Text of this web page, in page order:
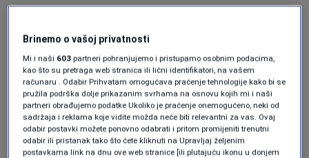
nastavku susreta.
Gattusu su presudili Zmajevi, Italija
sada pronašla novog selektora:
Vratio se trofejni stručnjak!
NOGOMET|13. jun.
Katar šokirao Švicarsku na startu
Mundijala, tek će se sada zakuhati u
grupi Zmajeva
NOGOMET|13. jun.
Brinemo o vašoj privatnosti
Mi i naši 603 partneri pohranjujemo i pristupamo osobnim podacima,
kao što su pretraga web stranica ili lični identifikatori, na vašem
računaru . Odabir Prihvatam omogućava praćenje tehnologije kako bi se
pružila podrška dolje prikazanim svrhama na osnovu kojih mi i naši
partneri obrađujemo podatke Ukoliko je praćenje onemogućeno, neki od
sadržaja i reklama koje vidite možda neće biti relevantni za vas. Ovaj
odabir postavki možete ponovno odabrati i pritom promijeniti trenutni
odabir ili pristanak tako što ćete kliknuti na Upravljaj željenim
postavkama link na dnu ove web stranice [ili plutajuću ikonu u donjem